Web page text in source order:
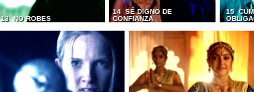
13 NO ROBES
14 SÉ DIGNO DE
CONFIANZA
15